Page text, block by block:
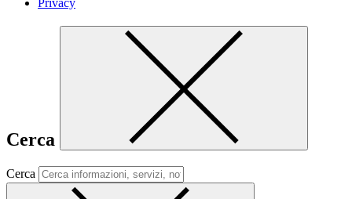
Privacy
Cerca
Cerca